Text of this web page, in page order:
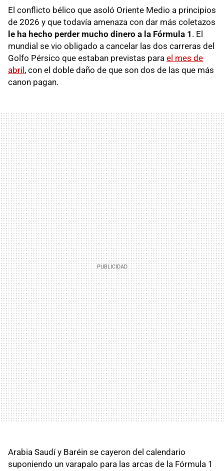
El conflicto bélico que asoló Oriente Medio a principios
de 2026 y que todavía amenaza con dar más coletazos
le ha hecho perder mucho dinero a la Fórmula 1 . El
mundial se vio obligado a cancelar las dos carreras del
Golfo Pérsico que estaban previstas para el mes de
abril , con el doble daño de que son dos de las que más
canon pagan.
Arabia Saudí y Baréin se cayeron del calendario
suponiendo un varapalo para las arcas de la Fórmula 1